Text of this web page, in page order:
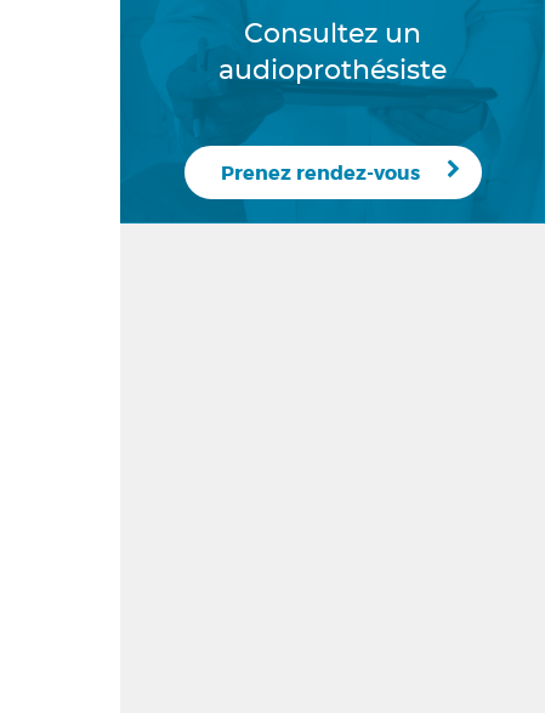
Consultez un
audioprothésiste
Prenez rendez-vous